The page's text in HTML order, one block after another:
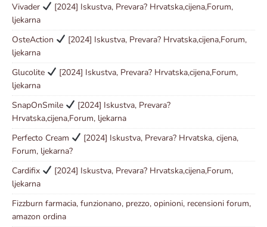
Vivader
[2024] Iskustva, Prevara? Hrvatska,cijena,Forum,
ljekarna
OsteAction
[2024] Iskustva, Prevara? Hrvatska,cijena,Forum,
ljekarna
Glucolite
[2024] Iskustva, Prevara? Hrvatska,cijena,Forum,
ljekarna
SnapOnSmile
[2024] Iskustva, Prevara?
Hrvatska,cijena,Forum, ljekarna
Perfecto Cream
[2024] Iskustva, Prevara? Hrvatska, cijena,
Forum, ljekarna?
Cardifix
[2024] Iskustva, Prevara? Hrvatska,cijena,Forum,
ljekarna
Fizzburn farmacia, funzionano, prezzo, opinioni, recensioni forum,
amazon ordina